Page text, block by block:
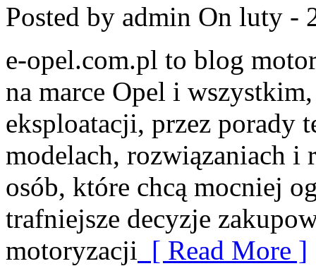
Posted by admin On luty -
e-opel.com.pl to blog
na marce Opel i
eksploatacji, przez porady
modelach, rozwiązaniach i
osób, które chcą mocniej
trafniejsze decyzje
motoryzacji [ Read More ]